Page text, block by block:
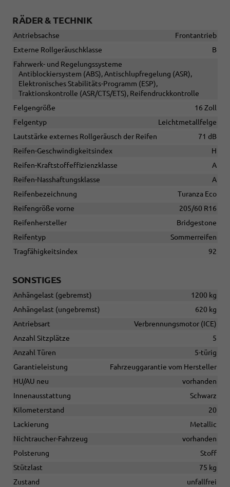
RÄDER & TECHNIK
Antriebsachse
Frontantrieb
Externe Rollgeräuschklasse
B
Fahrwerk- und Regelungssysteme
Antiblockiersystem (ABS), Antischlupfregelung (ASR),
Elektronisches Stabilitäts-Programm (ESP),
Traktionskontrolle (ASR/CTS/ETS), Reifendruckkontrolle
Felgengröße
16 Zoll
Felgentyp
Leichtmetallfelge
Lautstärke externes Rollgeräusch der Reifen
71 dB
Reifen-Geschwindigkeitsindex
H
Reifen-Kraftstoffeffizienzklasse
A
Reifen-Nasshaftungsklasse
A
Reifenbezeichnung
Turanza Eco
Reifengröße vorne
205/60 R16
Reifenhersteller
Bridgestone
Reifentyp
Sommerreifen
Tragfähigkeitsindex
92
SONSTIGES
Anhängelast (gebremst)
1200 kg
Anhängelast (ungebremst)
620 kg
Antriebsart
Verbrennungsmotor (ICE)
Anzahl Sitzplätze
5
Anzahl Türen
5-türig
Garantieleistung
Fahrzeuggarantie vom Hersteller
HU/AU neu
vorhanden
Innenausstattung
Schwarz
Kilometerstand
20
Lackierung
Metallic
Nichtraucher-Fahrzeug
vorhanden
Polsterung
Stoff
Stützlast
75 kg
Zustand
unfallfrei